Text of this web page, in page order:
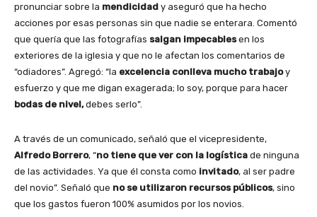
pronunciar sobre la mendicidad y aseguró que ha hecho
acciones por esas personas sin que nadie se enterara. Comentó
que quería que las fotografías salgan impecablesen los
exteriores de la iglesia y que no le afectan los comentarios de
“odiadores”. Agregó: “la excelencia conlleva mucho trabajoy
esfuerzo y que me digan exagerada; lo soy, porque para hacer
bodas de nivel,debes serlo”.
A través de un comunicado, señaló que el vicepresidente,
Alfredo Borrero, “no tiene que ver con la logística de ninguna
de las actividades. Ya que él consta como invitado, al ser padre
del novio”. Señaló que no se utilizaron recursos públicos, sino
que los gastos fueron 100% asumidos por los novios.